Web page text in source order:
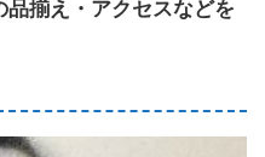
揃え・アクセスなどを